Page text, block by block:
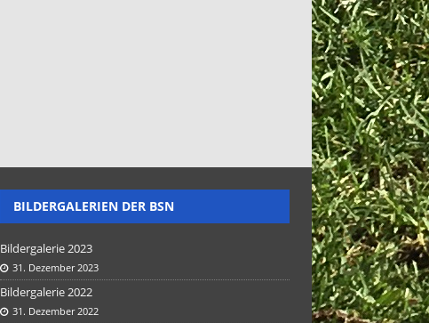
BILDERGALERIEN DER BSN
Bildergalerie 2023
31. Dezember 2023
Bildergalerie 2022
31. Dezember 2022